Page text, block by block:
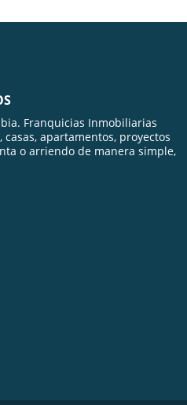
Franquicias Inmobiliarias
casas, apartamentos, proyectos
o arriendo de manera simple,